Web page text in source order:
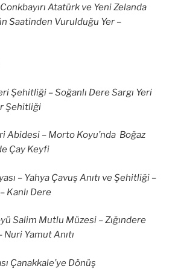
Atatürk ve Yeni Zelanda
Saatinden Vurulduğu Yer –
Şehitliği – Soğanlı Dere Sargı Yeri
Şehitliği
Abidesi – Morto Koyu’nda Boğaz
Çay Keyfi
– Yahya Çavuş Anıtı ve Şehitliği –
Kanlı Dere
Salim Mutlu Müzesi – Zığındere
Yamut Anıtı
Çanakkale’ye Dönüş